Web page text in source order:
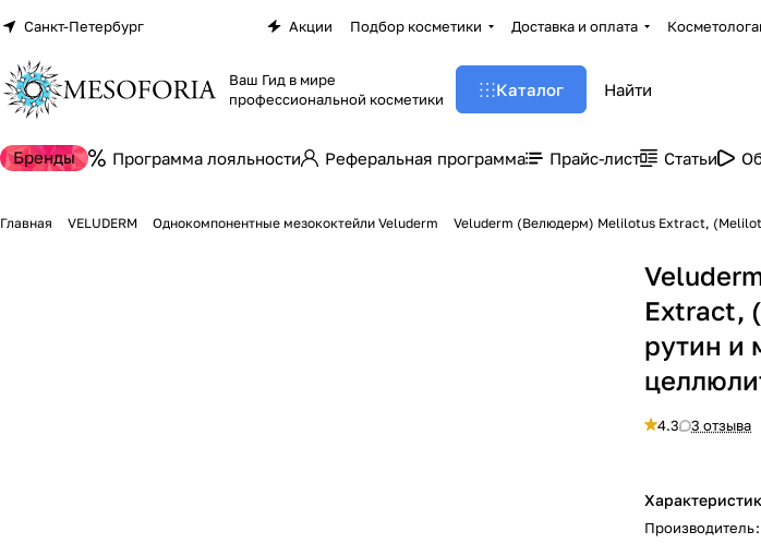
Санкт-Петербург Акции Подбор косметики Доставка и оплата
Ваш Гид в мире
профессиональной косметики
Каталог
Бренды Программа лояльности Реферальная программа Прайс-лист Статьи
Главная VELUDERM Однокомпонентные мезококтейли Veluderm Veluderm (Велюдерм) Melilotus Extract,
Extract,
рутин и
4.3 3 отзыва
Производитель: